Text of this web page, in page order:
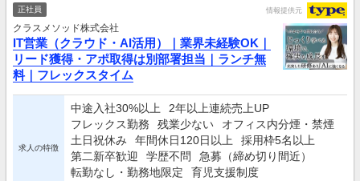
正社員 情報提供元
クラスメソッド株式会社
IT営業（クラウド・AI活用）｜業界未経験OK｜
リード獲得・アポ取得は別部署担当｜ランチ無
料｜フレックスタイム
求人の特徴
中途入社30%以上
2年以上連続売上UP
フレックス勤務
残業少ない
オフィス内分煙・禁煙
土日祝休み
年間休日120日以上
採用枠5名以上
第二新卒歓迎
学歴不問
急募（締め切り間近）
転勤なし・勤務地限定
育児支援制度